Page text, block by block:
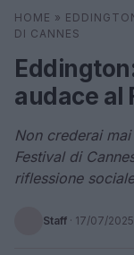
Cerca
HOME »
DI CANNES
audace al
Non crederai
Festival di
riflessione
Staff · 17/07/2025